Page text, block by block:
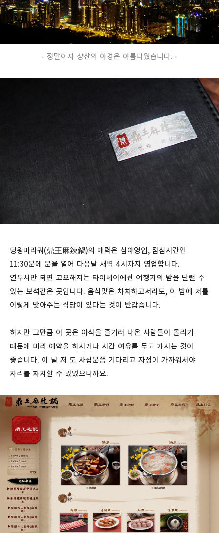
- 정말이지 샹샨의 야경은 아름다웠습니다. -
딩왕마라궈(鼎王麻辣鍋)의 매력은 심야영업, 점심시간인
11:30분에 문을 열어 다음날 새벽 4시까지 영업합니다.
열두시만 되면 고요해지는 타이베이에선 여행지의 밤을 달랠 수
있는 보석같은 곳입니다. 음식맛은 차치하고서라도, 이 밤에 저를
이렇게 맞아주는 식당이 있다는 것이 반갑습니다.
하지만 그만큼 이 곳은 야식을 즐기러 나온 사람들이 몰리기
때문에 미리 예약을 하시거나 시간 여유를 두고 가시는 것이
좋습니다. 이 날 저 도 사십분쯤 기다리고 자정이 가까워서야
자리를 차지할 수 있었으니까요.